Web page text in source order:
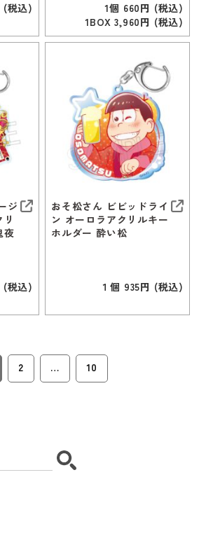
(税込)
1個 660円 (税込)
1BOX 3,960円 (税込)
ジ
夜
(税込)
おそ松さん ビビッドライ
ン オーロラアクリルキー
ホルダー 酔い松
１個 935円 (税込)
2 … 10